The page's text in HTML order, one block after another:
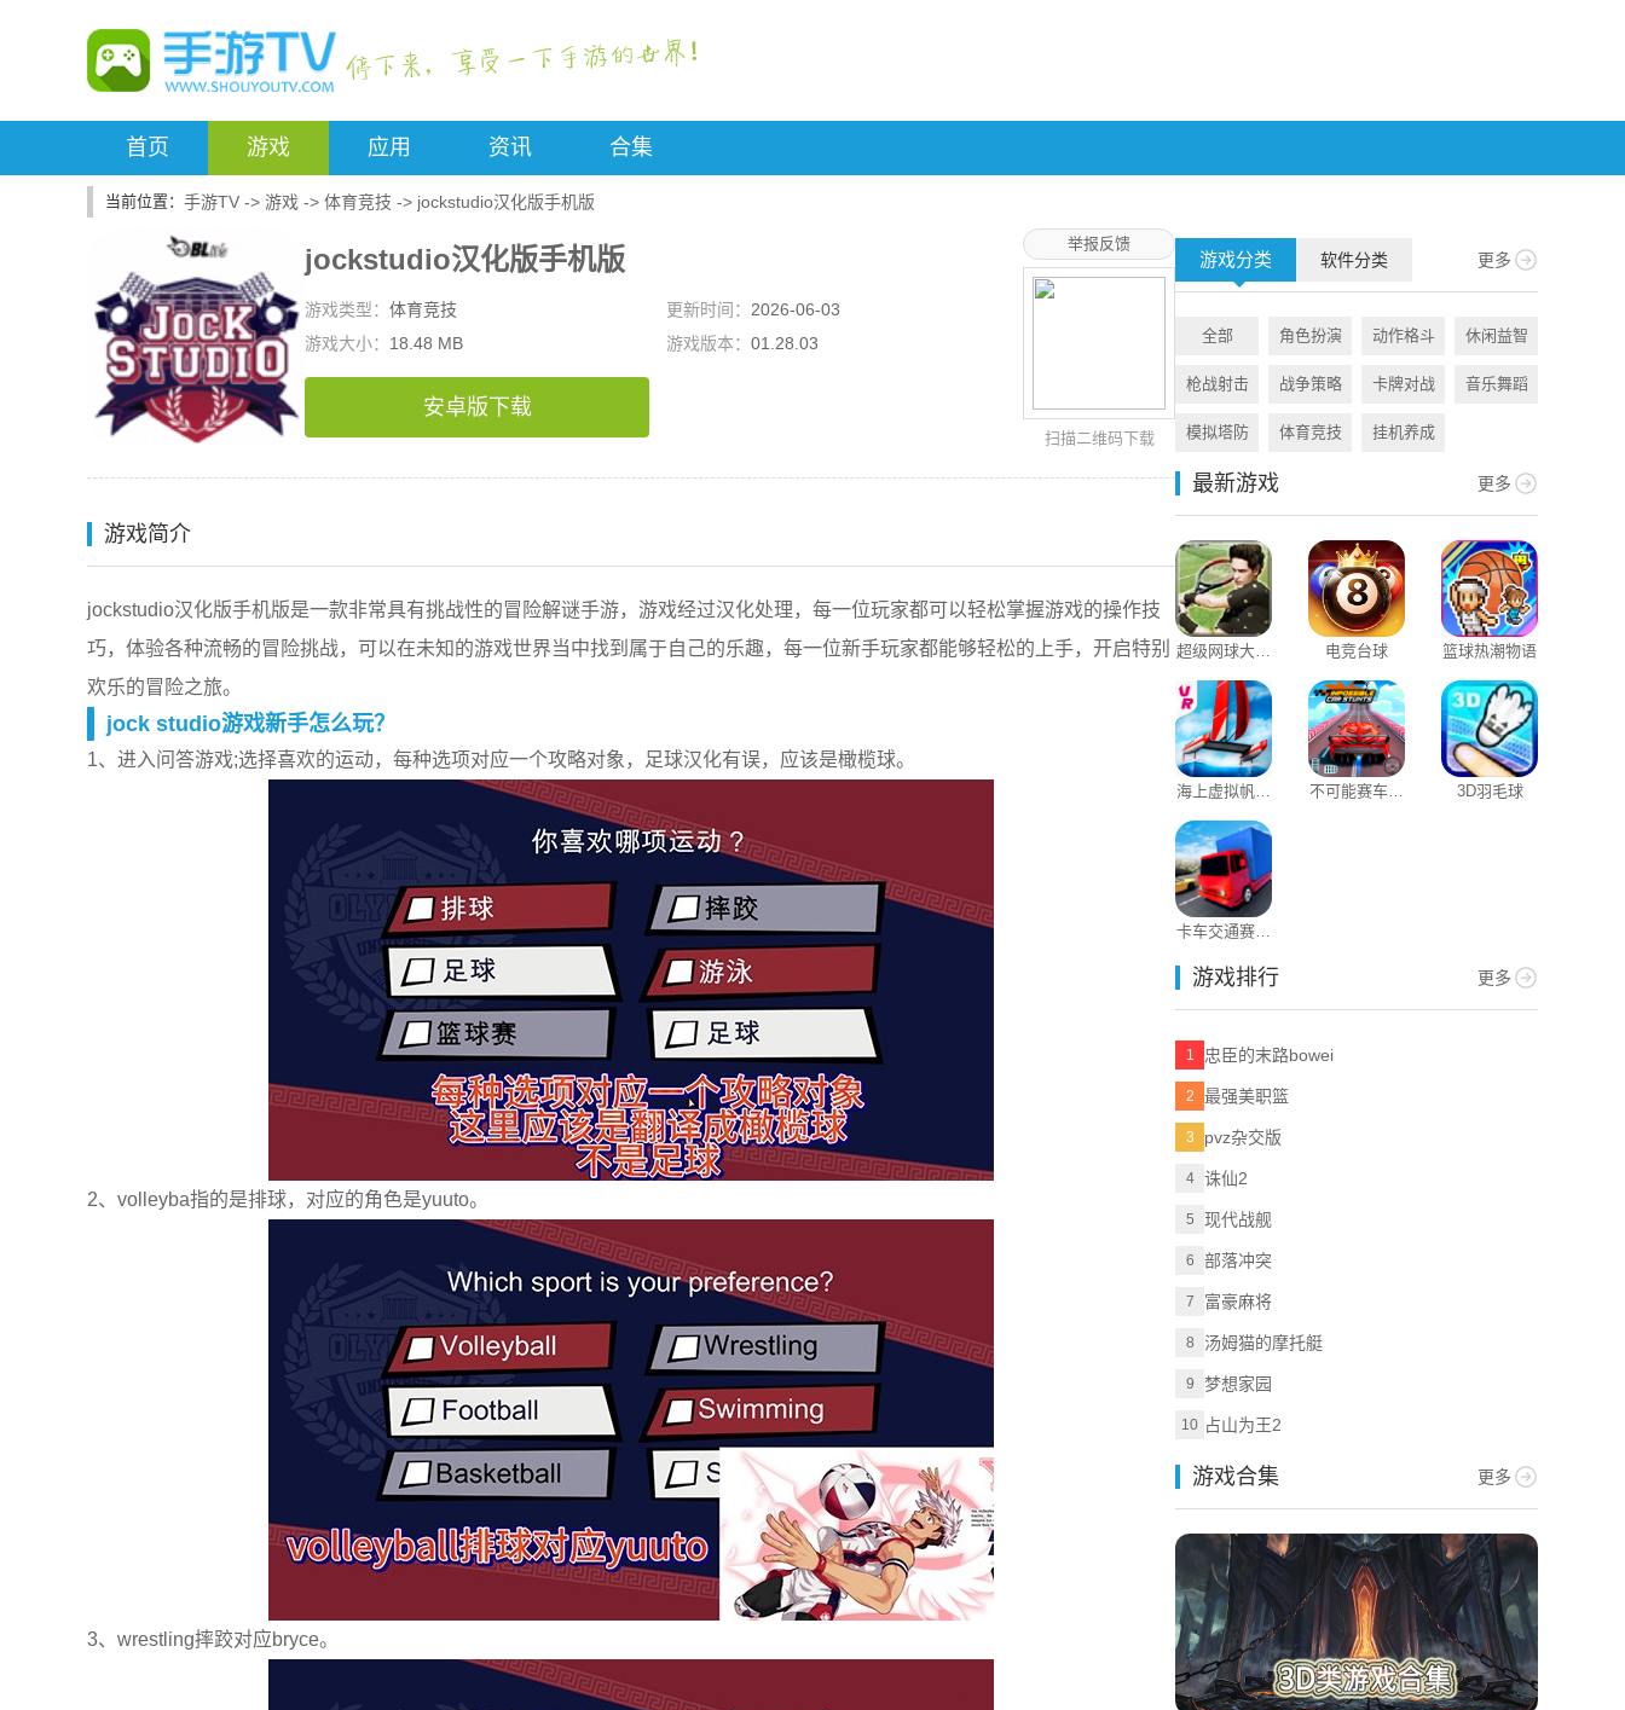
首页 游戏 应用 资讯 合集
手游TV -> 游戏 -> 体育竞技 -> jockstudio汉化版手机版
jockstudio汉化版手机版
游戏类型： 体育竞技 更新时间： 2026-06-03
游戏大小： 18.48 MB 游戏版本： 01.28.03
安卓版下载
扫描二维码下载
举报反馈
游戏简介
jockstudio汉化版手机版是一款非常具有挑战性的冒险解谜手游，游戏经过汉化处理，每一位玩家都可以轻松掌握游戏的操作技
巧，体验各种流畅的冒险挑战，可以在未知的游戏世界当中找到属于自己的乐趣，每一位新手玩家都能够轻松的上手，开启特别
欢乐的冒险之旅。
jock studio游戏新手怎么玩？
1、进入问答游戏;选择喜欢的运动，每种选项对应一个攻略对象，足球汉化有误，应该是橄榄球。
2、volleyba指的是排球，对应的角色是yuuto。
3、wrestling摔跤对应bryce。
游戏分类 软件分类 更多
全部 角色扮演 动作格斗 休闲益智
枪战射击 战争策略 卡牌对战 音乐舞蹈
模拟塔防 体育竞技 挂机养成
最新游戏 更多
超级网球大奖
赛
电竞台球 篮球热潮物语
海上虚拟帆船
赛
不可能赛车特
3D羽毛球
卡车交通赛车
游戏排行 更多
1 忠臣的末路bowei
2 最强美职篮
3 pvz杂交版
4 诛仙2
5 现代战舰
6 部落冲突
7 富豪麻将
8 汤姆猫的摩托艇
9 梦想家园
10 占山为王2
游戏合集 更多